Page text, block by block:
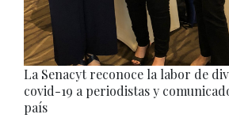
La Senacyt reconoce la labor de
covid-19 a periodistas y
país